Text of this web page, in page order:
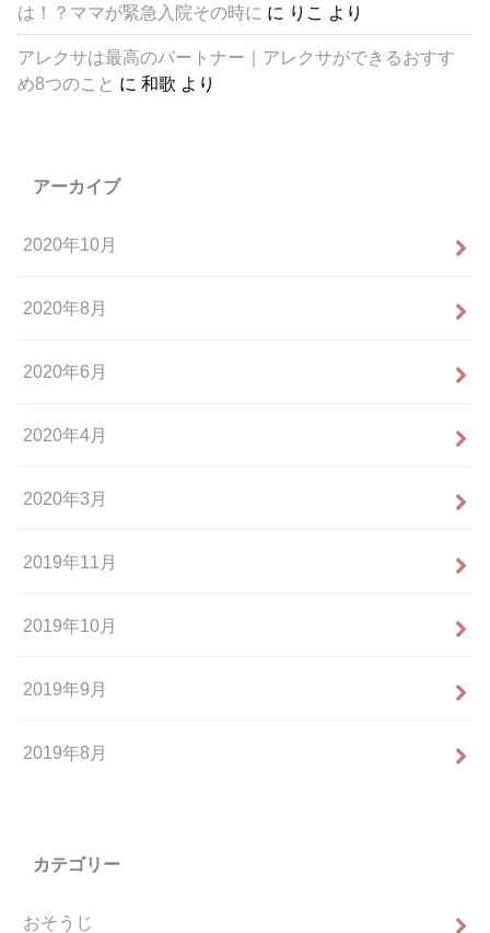
は！？ママが緊急入院その時に に りこ より
アレクサは最高のパートナー｜アレクサができるおすす
め8つのこと に和歌 より
アーカイブ
2020年10月
2020年8月
2020年6月
2020年4月
2020年3月
2019年11月
2019年10月
2019年9月
2019年8月
カテゴリー
おそうじ